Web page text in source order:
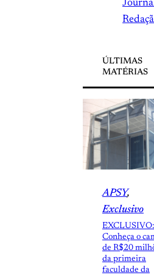
ÚLTIMAS
MATÉRIAS
APSY
Exclusivo
EXCLUSIVO:
Conheça o
de R$20
da primeira
faculdade da